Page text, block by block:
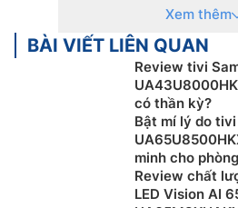
Không chỉ sở hữu thiết kế hiện
bị nhiều công nghệ hiện đại
Riêng lĩnh vực tivi, Samsung đã
vượt trội với sự đổi mới và
được đánh giá cao về
lượng hình ảnh đỉnh cao và tích
tiến. Với một loạt các dòng sản
Neo QLED và Crystal UHD,
người dùng trải nghiệm giải trí
Xem thêm
BÀI VIẾT LIÊN QUAN
Review tivi
có thần kỳ?
Bật mí lý do
minh cho
Review chất
LED Vision AI